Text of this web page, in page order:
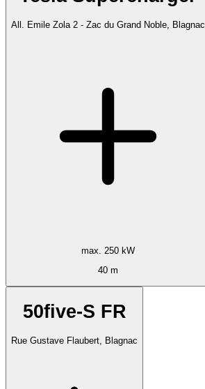
All. Emile Zola 2 - Zac du Grand Noble, Blagnac
max. 250 kW
40 m
50five-S FR
Rue Gustave Flaubert, Blagnac